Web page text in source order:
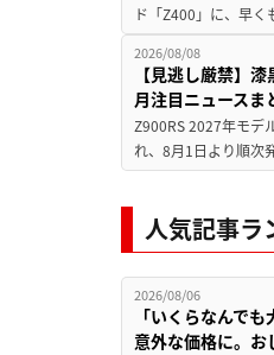
ド「Z400」に、早
2026/08/08
【見逃し厳禁】
月注目ニュースま
Z900RS 2027年モデ
れ、8月1日より順次
人気記事ラ
2026/08/06
「いくらなんで
意外な価格に。お